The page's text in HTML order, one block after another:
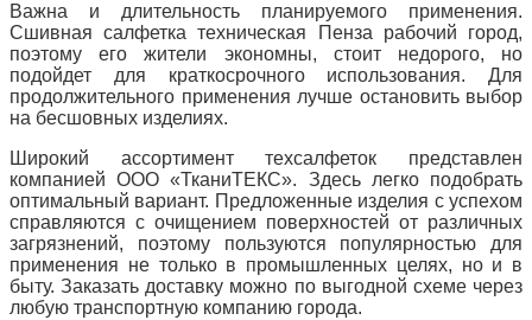
Важна и длительность планируемого применения.
Сшивная салфетка техническая Пенза рабочий город,
поэтому его жители экономны, стоит недорого, но
подойдет для краткосрочного использования. Для
продолжительного применения лучше остановить выбор
на бесшовных изделиях.
Широкий ассортимент техсалфеток представлен
компанией ООО «ТканиТЕКС». Здесь легко подобрать
оптимальный вариант. Предложенные изделия с успехом
справляются с очищением поверхностей от различных
загрязнений, поэтому пользуются популярностью для
применения не только в промышленных целях, но и в
быту. Заказать доставку можно по выгодной схеме через
любую транспортную компанию города.